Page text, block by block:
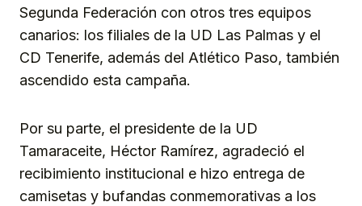
Segunda Federación con otros tres equipos
canarios: los filiales de la UD Las Palmas y el
CD Tenerife, además del Atlético Paso, también
ascendido esta campaña.
Por su parte, el presidente de la UD
Tamaraceite, Héctor Ramírez, agradeció el
recibimiento institucional e hizo entrega de
camisetas y bufandas conmemorativas a los